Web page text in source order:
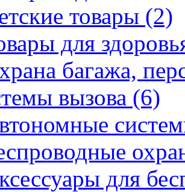
товары (2)
для
багажа,
вызова (6)
для